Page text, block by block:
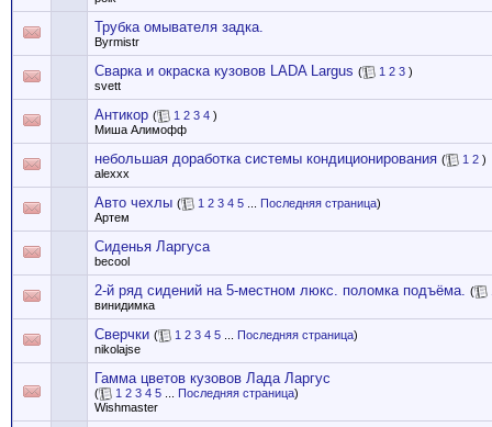
Трубка омывателя задка.
Byrmistr
Сварка и окраска кузовов LADA Largus ( 1 2 3 )
svett
Антикор ( 1 2 3 4 )
Миша Алимофф
небольшая доработка системы кондиционирования ( 1 2 )
alexxx
Авто чехлы ( 1 2 3 4 5 Последняя страница)
Артем
Сиденья Ларгуса
becool
2-й ряд сидений на 5-местном люкс. поломка подъёма. (
винидимка
Сверчки ( 1 2 3 4 5 Последняя страница)
nikolajse
Гамма цветов кузовов Лада Ларгус
( 1 2 3 4 5 Последняя страница)
Wishmaster